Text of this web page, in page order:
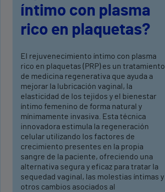
íntimo con plasma
rico en plaquetas?
El rejuvenecimiento íntimo con plasma
rico en plaquetas (PRP) es un tratamiento
de medicina regenerativa que ayuda a
mejorar la lubricación vaginal, la
elasticidad de los tejidos y el bienestar
íntimo femenino de forma natural y
mínimamente invasiva. Esta técnica
innovadora estimula la regeneración
celular utilizando los factores de
crecimiento presentes en la propia
sangre de la paciente, ofreciendo una
alternativa segura y eficaz para tratar la
sequedad vaginal, las molestias íntimas y
otros cambios asociados al